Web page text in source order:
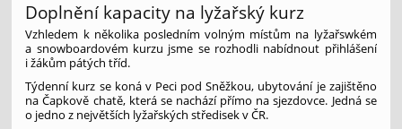
Doplnění kapacity na lyžařský kurz
Vzhledem k několika posledním volným místům na lyžařswkém
a snowboardovém kurzu jsme se rozhodli nabídnout přihlášení
i žákům pátých tříd.
Týdenní kurz se koná v Peci pod Sněžkou, ubytování je zajištěno
na Čapkově chatě, která se nachází přímo na sjezdovce. Jedná se
o jedno z největších lyžařských středisek v ČR.